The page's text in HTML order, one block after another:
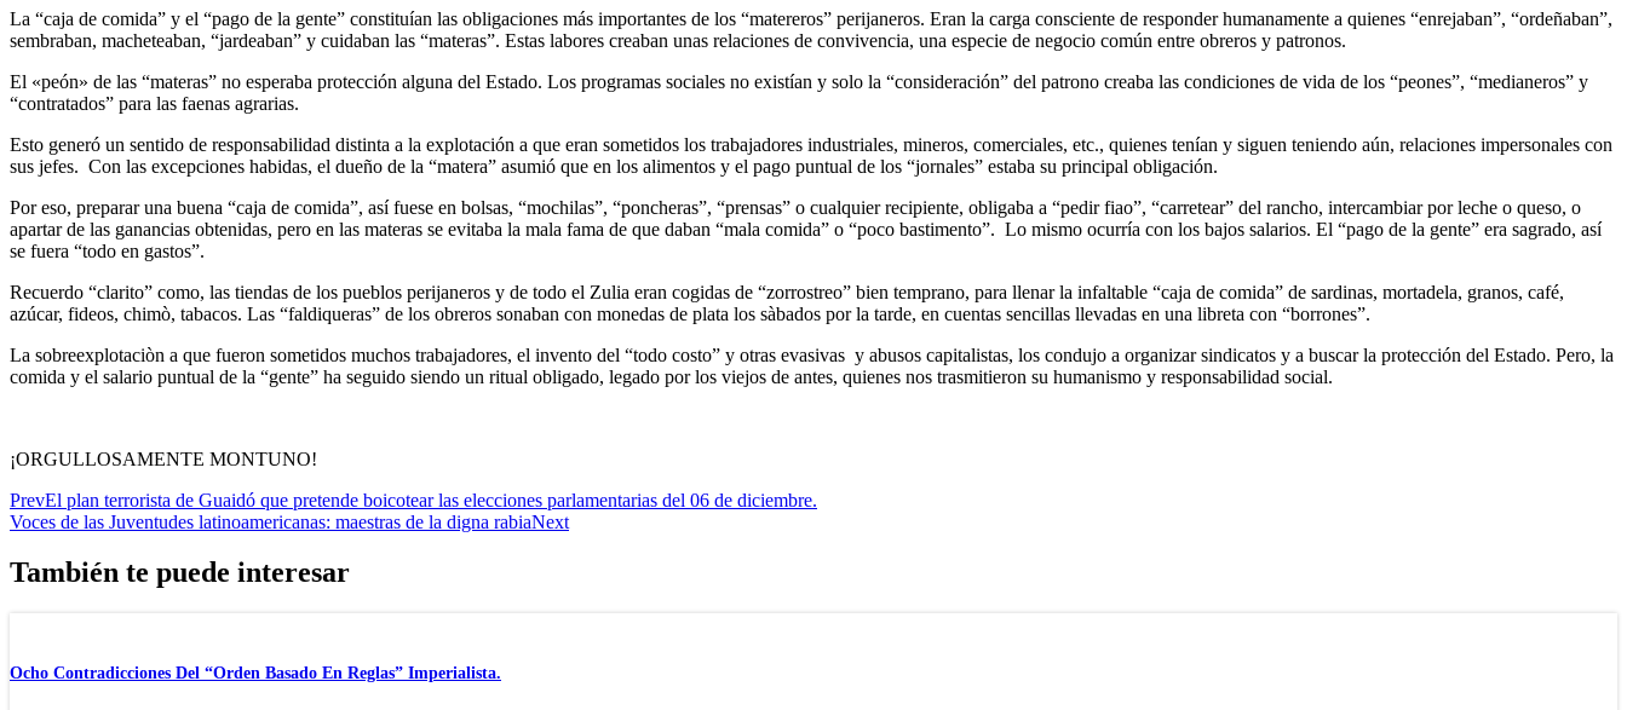
La “caja de comida” y el “pago de la gente” constituían las obligaciones más importantes de los “matereros” perijaneros. Eran la carga consciente de responder humanamente a quienes “enrejaban”, “ordeñaban”,
sembraban, macheteaban, “jardeaban” y cuidaban las “materas”. Estas labores creaban unas relaciones de convivencia, una especie de negocio común entre obreros y patronos.
El «peón» de las “materas” no esperaba protección alguna del Estado. Los programas sociales no existían y solo la “consideración” del patrono creaba las condiciones de vida de los “peones”, “medianeros” y
“contratados” para las faenas agrarias.
Esto generó un sentido de responsabilidad distinta a la explotación a que eran sometidos los trabajadores industriales, mineros, comerciales, etc., quienes tenían y siguen teniendo aún, relaciones impersonales con
sus jefes. Con las excepciones habidas, el dueño de la “matera” asumió que en los alimentos y el pago puntual de los “jornales” estaba su principal obligación.
Por eso, preparar una buena “caja de comida”, así fuese en bolsas, “mochilas”, “poncheras”, “prensas” o cualquier recipiente, obligaba a “pedir fiao”, “carretear” del rancho, intercambiar por leche o queso, o
apartar de las ganancias obtenidas, pero en las materas se evitaba la mala fama de que daban “mala comida” o “poco bastimento”. Lo mismo ocurría con los bajos salarios. El “pago de la gente” era sagrado, así
se fuera “todo en gastos”.
Recuerdo “clarito” como, las tiendas de los pueblos perijaneros y de todo el Zulia eran cogidas de “zorrostreo” bien temprano, para llenar la infaltable “caja de comida” de sardinas, mortadela, granos, café,
azúcar, fideos, chimò, tabacos. Las “faldiqueras” de los obreros sonaban con monedas de plata los sàbados por la tarde, en cuentas sencillas llevadas en una libreta con “borrones”.
La sobreexplotaciòn a que fueron sometidos muchos trabajadores, el invento del “todo costo” y otras evasivas y abusos capitalistas, los condujo a organizar sindicatos y a buscar la protección del Estado. Pero, la
comida y el salario puntual de la “gente” ha seguido siendo un ritual obligado, legado por los viejos de antes, quienes nos trasmitieron su humanismo y responsabilidad social.
¡ORGULLOSAMENTE MONTUNO!
PrevEl plan terrorista de Guaidó que pretende boicotear las elecciones parlamentarias del 06 de diciembre.
Voces de las Juventudes latinoamericanas: maestras de la digna rabiaNext
También te puede interesar
Ocho Contradicciones Del “Orden Basado En Reglas” Imperialista.